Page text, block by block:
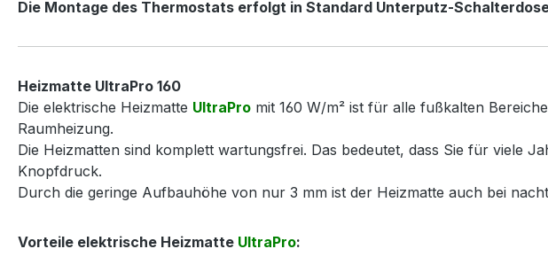
Die Montage des Thermostats erfolgt in Standard Unterputz-
Heizmatte UltraPro 160
Die elektrische Heizmatte UltraPro mit 160 W/m² ist für alle fußkalten
Raumheizung.
Die Heizmatten sind komplett wartungsfrei. Das bedeutet, dass Sie für viele
Knopfdruck.
Durch die geringe Aufbauhöhe von nur 3 mm ist der Heizmatte auch bei
Vorteile elektrische Heizmatte UltraPro: